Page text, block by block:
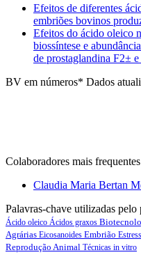
Efeitos de diferentes
embriões bovinos
Efeitos do ácido oleico
biossíntese e
de prostaglandina F2±
BV em números* Dados
Colaboradores mais
Claudia Maria Bertan
Palavras-chave utilizadas pelo
Ácido oleico Ácidos graxos
Agrárias Eicosanoides Embrião
Reprodução Animal Técnicas in vitro